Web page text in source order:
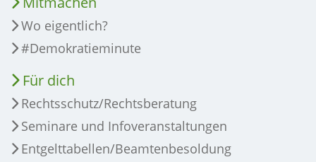
Wo eigentlich?
#Demokratieminute
Für dich
Rechtsschutz/Rechtsberatung
Seminare und Infoveranstaltungen
Entgelttabellen/Beamtenbesoldung